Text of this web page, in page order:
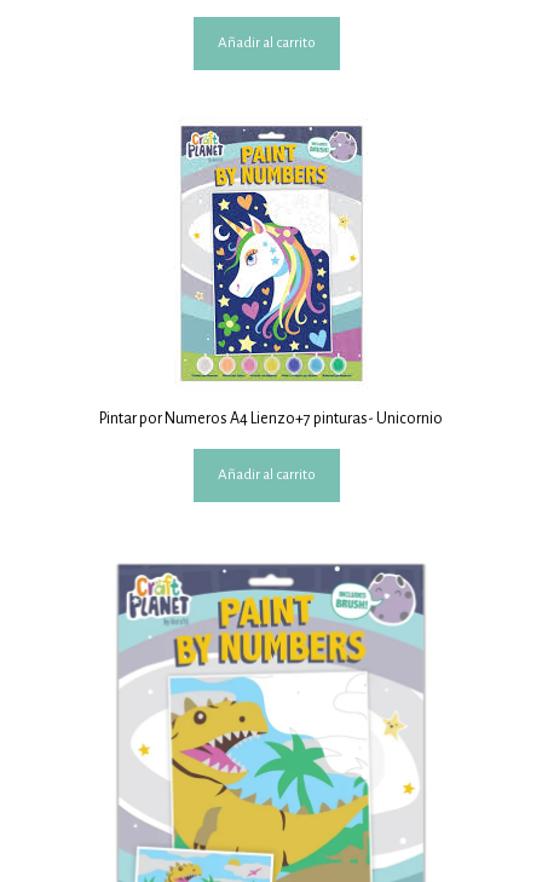
Añadir al carrito
Pintar por Numeros A4 Lienzo+7 pinturas- Unicornio
Añadir al carrito